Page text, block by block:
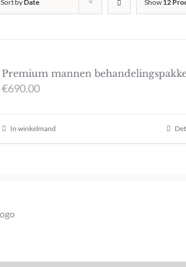
Sort byDate Show 12
Premium mannen
€690.00
In winkelmand